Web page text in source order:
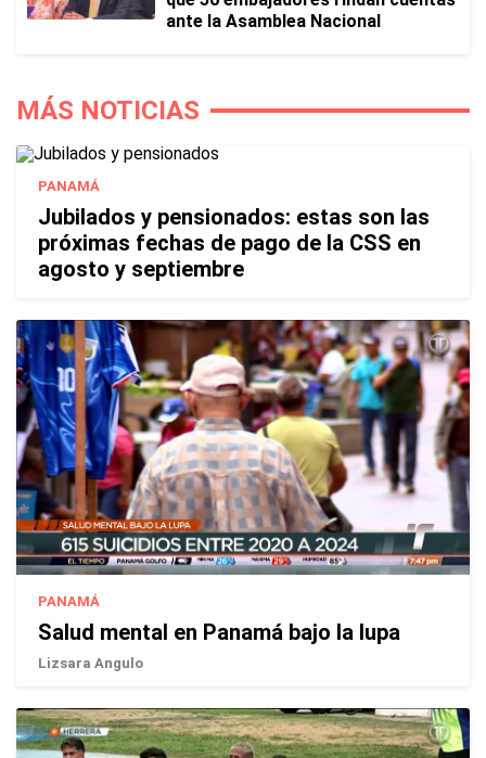
ante la Asamblea Nacional
MÁS NOTICIAS
PANAMÁ
Jubilados y pensionados: estas son las
próximas fechas de pago de la CSS en
agosto y septiembre
PANAMÁ
Salud mental en Panamá bajo la lupa
Lizsara Angulo